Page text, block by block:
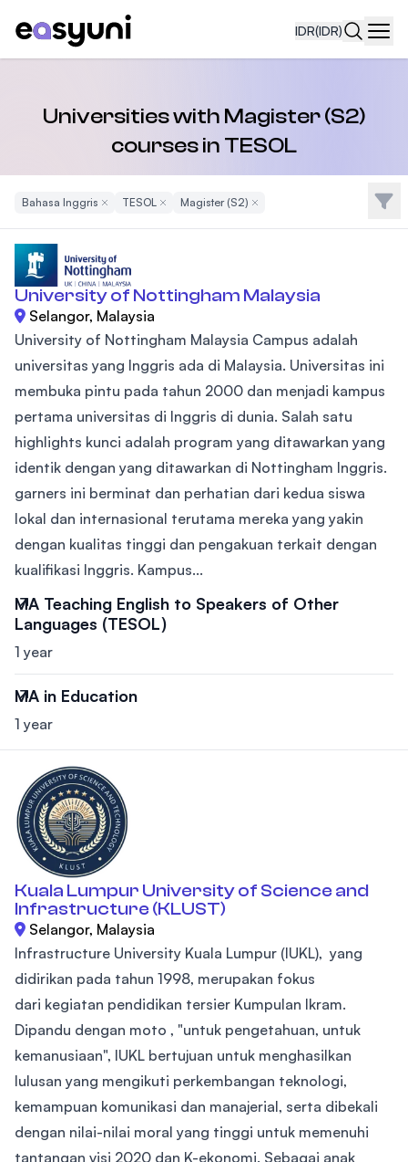
IDR(IDR)
Universities with Magister (S2)
courses in TESOL
Bahasa Inggris Remove Filter
TESOLRemove Filter
Magister (S2) Remove Filter Filter
University of Nottingham Malaysia
Selangor, Malaysia
University of Nottingham Malaysia Campus adalah
universitas yang Inggris ada di Malaysia. Universitas ini
membuka pintu pada tahun 2000 dan menjadi kampus
pertama universitas di Inggris di dunia. Salah satu
highlights kunci adalah program yang ditawarkan yang
identik dengan yang ditawarkan di Nottingham Inggris.
garners ini berminat dan perhatian dari kedua siswa
lokal dan internasional terutama mereka yang yakin
dengan kualitas tinggi dan pengakuan terkait dengan
kualifikasi Inggris. Kampus...
MA Teaching English to Speakers of Other
Languages (TESOL)
1 year
MA in Education
1 year
Kuala Lumpur University of Science and
Infrastructure (KLUST)
Selangor, Malaysia
Infrastructure University Kuala Lumpur (IUKL), yang
didirikan pada tahun 1998, merupakan fokus
dari kegiatan pendidikan tersier Kumpulan Ikram.
Dipandu dengan moto , "untuk pengetahuan, untuk
kemanusiaan", IUKL bertujuan untuk menghasilkan
lulusan yang mengikuti perkembangan teknologi,
kemampuan komunikasi dan manajerial, serta dibekali
dengan nilai-nilai moral yang tinggi untuk memenuhi
tantangan visi 2020 dan K-ekonomi. Sebagai anak